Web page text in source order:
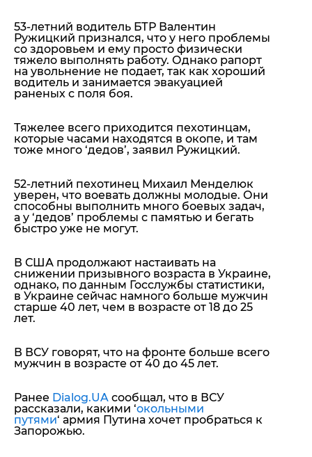
53-летний водитель БТР Валентин
Ружицкий признался, что у него проблемы
со здоровьем и ему просто физически
тяжело выполнять работу. Однако рапорт
на увольнение не подает, так как хороший
водитель и занимается эвакуацией
раненых с поля боя.
Тяжелее всего приходится пехотинцам,
которые часами находятся в окопе, и там
тоже много ‘дедов’, заявил Ружицкий.
52-летний пехотинец Михаил Менделюк
уверен, что воевать должны молодые. Они
способны выполнить много боевых задач,
а у ‘дедов’ проблемы с памятью и бегать
быстро уже не могут.
В США продолжают настаивать на
снижении призывного возраста в Украине,
однако, по данным Госслужбы статистики,
в Украине сейчас намного больше мужчин
старше 40 лет, чем в возрасте от 18 до 25
лет.
В ВСУ говорят, что на фронте больше всего
мужчин в возрасте от 40 до 45 лет.
Ранее Dialog.UA сообщал, что в ВСУ
рассказали, какими ‘окольными
путями‘ армия Путина хочет пробраться к
Запорожью.